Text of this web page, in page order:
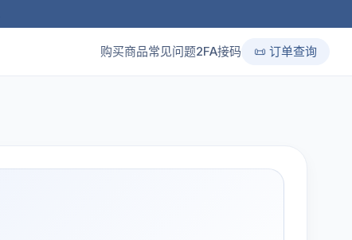
购买商品常见问题2FA接码 📜 订单查询